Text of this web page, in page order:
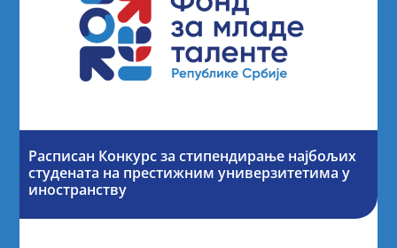
Расписан Конкурс за стипендирање најбољих
студената на престижним универзитетима у
иностранству